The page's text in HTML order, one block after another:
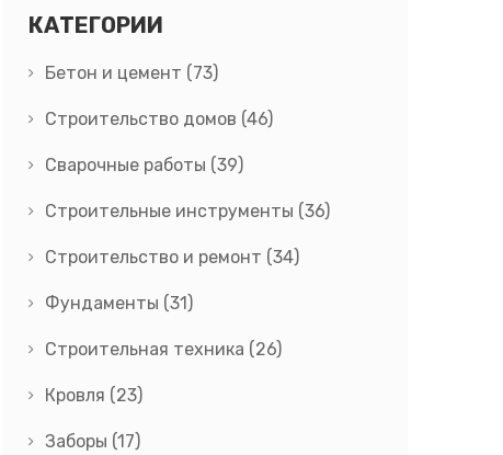
КАТЕГОРИИ
Бетон и цемент (73)
Строительство домов (46)
Сварочные работы (39)
Строительные инструменты (36)
Строительство и ремонт (34)
Фундаменты (31)
Строительная техника (26)
Кровля (23)
Заборы (17)